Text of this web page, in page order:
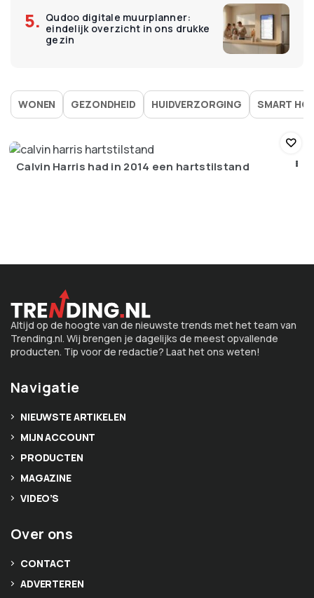
Qudoo digitale muurplanner:
eindelijk overzicht in ons drukke
gezin
WONEN GEZONDHEID HUIDVERZORGING SMART
Calvin Harris had in 2014 een hartstilstand
Altijd op de hoogte van de nieuwste trends met het team van
Trending.nl. Wij brengen je dagelijks de meest opvallende
producten. Tip voor de redactie? Laat het ons weten!
Navigatie
NIEUWSTE ARTIKELEN
MIJN ACCOUNT
PRODUCTEN
MAGAZINE
VIDEO’S
Over ons
CONTACT
ADVERTEREN